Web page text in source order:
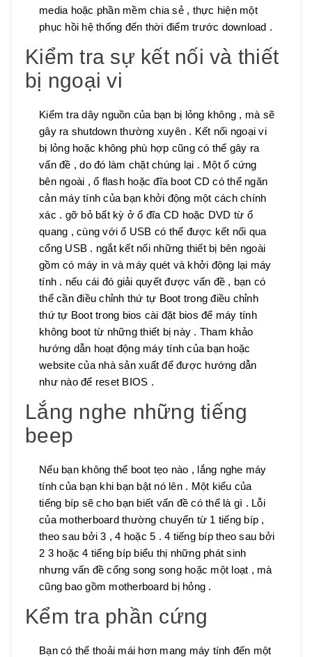
media hoặc phần mềm chia sẻ , thực hiện một
phục hồi hệ thống đến thời điểm trước download .
Kiểm tra sự kết nối và thiết
bị ngoại vi
Kiểm tra dây nguồn của bạn bị lỏng không , mà sẽ
gây ra shutdown thường xuyên . Kết nối ngoại vi
bị lỏng hoặc không phù hợp cũng có thể gây ra
vấn đề , do đó làm chặt chúng lại . Một ổ cứng
bên ngoài , ổ flash hoặc đĩa boot CD có thể ngăn
cản máy tính của bạn khởi động một cách chính
xác . gỡ bỏ bất kỳ ở ổ đĩa CD hoặc DVD từ ổ
quang , cùng với ổ USB có thể được kết nối qua
cổng USB . ngắt kết nối những thiết bị bên ngoài
gồm có máy in và máy quét và khởi động lại máy
tính . nếu cái đó giải quyết được vấn đề , bạn có
thể cần điều chỉnh thứ tự Boot trong điều chỉnh
thứ tự Boot trong bios cài đặt bios để máy tính
không boot từ những thiết bị này . Tham khảo
hướng dẫn hoạt động máy tính của bạn hoặc
website của nhà sản xuất để được hướng dẫn
như nào để reset BIOS .
Lắng nghe những tiếng
beep
Nếu bạn không thể boot tẹo nào , lắng nghe máy
tính của bạn khi bạn bật nó lên . Một kiểu của
tiếng bíp sẽ cho bạn biết vấn đề có thể là gì . Lỗi
của motherboard thường chuyển từ 1 tiếng bíp ,
theo sau bởi 3 , 4 hoặc 5 . 4 tiếng bíp theo sau bởi
2 3 hoặc 4 tiếng bíp biểu thị những phát sinh
nhưng vấn đề cổng song song hoặc một loạt , mà
cũng bao gồm motherboard bị hỏng .
Kểm tra phần cứng
Bạn có thể thoải mái hơn mang máy tính đến một